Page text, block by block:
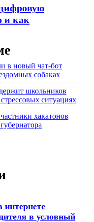
и как
в новый чат-бот
собаках
школьников
ситуациях
хакатонов
в условный